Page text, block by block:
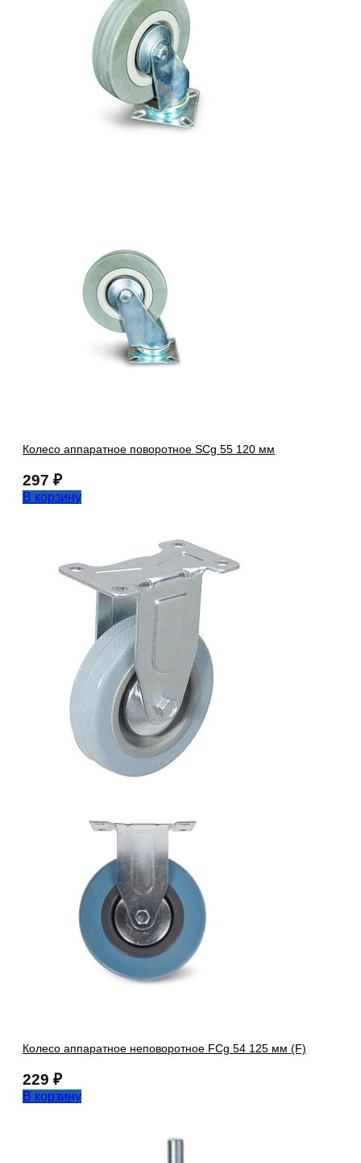
Колесо аппаратное поворотное SCg 55 120 мм
297 ₽
В корзину
Колесо аппаратное неповоротное FCg 54 125 мм (F)
229 ₽
В корзину